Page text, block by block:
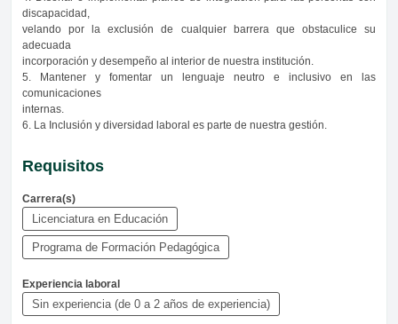
discapacidad,
velando por la exclusión de cualquier barrera que obstaculice su
adecuada
incorporación y desempeño al interior de nuestra institución.
5. Mantener y fomentar un lenguaje neutro e inclusivo en las
comunicaciones
internas.
6. La Inclusión y diversidad laboral es parte de nuestra gestión.
Requisitos
Carrera(s)
Licenciatura en Educación
Programa de Formación Pedagógica
Experiencia laboral
Sin experiencia (de 0 a 2 años de experiencia)